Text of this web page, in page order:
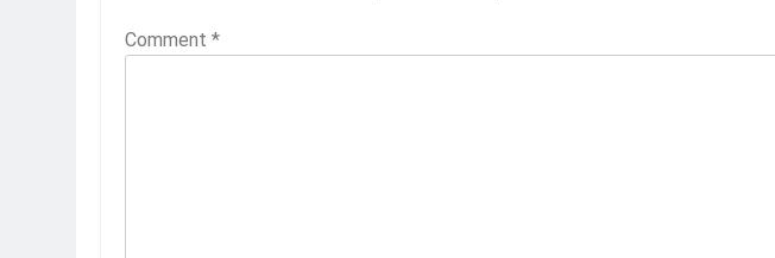
Comment *